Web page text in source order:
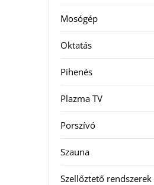
Mosógép
Oktatás
Pihenés
Plazma TV
Porszívó
Szauna
Szellőztető rendszerek